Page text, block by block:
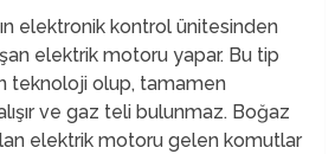
elektronik kontrol ünitesinden
elektrik motoru yapar. Bu tip
teknoloji olup, tamamen
ve gaz teli bulunmaz. Boğaz
elektrik motoru gelen komutlar